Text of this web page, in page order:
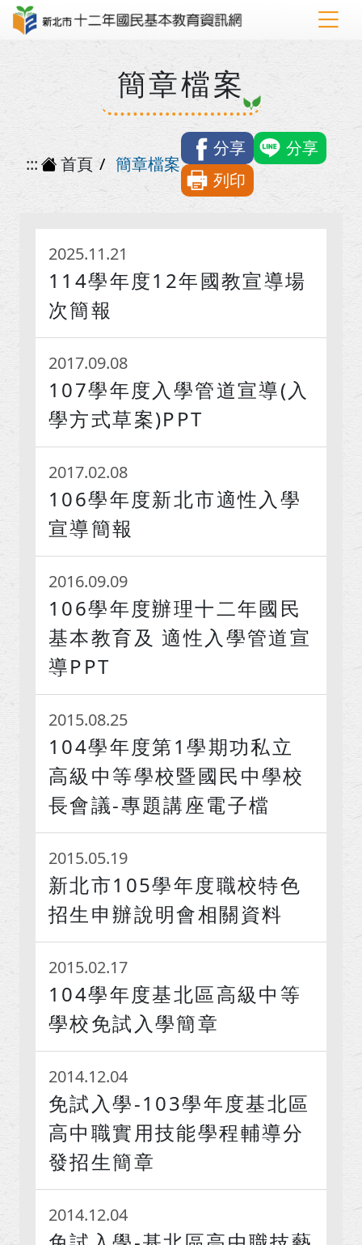
簡章檔案
::: 首頁 簡章檔案
分享
分享
列印
2025.11.21
114學年度12年國教宣導場
次簡報
2017.09.08
107學年度入學管道宣導(入
學方式草案)PPT
2017.02.08
106學年度新北市適性入學
宣導簡報
2016.09.09
106學年度辦理十二年國民
基本教育及 適性入學管道宣
導PPT
2015.08.25
104學年度第1學期功私立
高級中等學校暨國民中學校
長會議-專題講座電子檔
2015.05.19
新北市105學年度職校特色
招生申辦說明會相關資料
2015.02.17
104學年度基北區高級中等
學校免試入學簡章
2014.12.04
免試入學-103學年度基北區
高中職實用技能學程輔導分
發招生簡章
2014.12.04